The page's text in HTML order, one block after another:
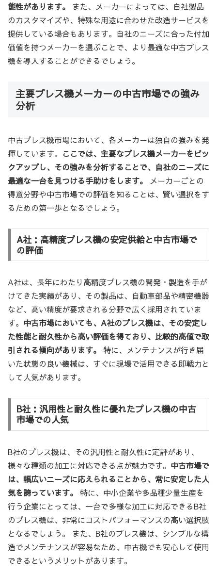
能性があります。
また、メーカーによっては、自社製品
のカスタマイズや、特殊な用途に合わせた改造サービスを
提供している場合もあります。自社のニーズに合った付加
価値を持つメーカーを選ぶことで、より最適な中古プレス
機を導入することができるでしょう。
主要プレス機メーカーの中古市場での強み
分析
中古プレス機市場において、各メーカーは独自の強みを発
揮しています。 ここでは、主要なプレス機メーカーをピッ
クアップし、その強みを分析することで、自社のニーズに
最適な一台を見つける手助けをします。
メーカーごとの
得意分野や中古市場での評価を知ることは、賢い選択をす
るための第一歩となるでしょう。
A社：高精度プレス機の安定供給と中古市場で
の評価
A社は、長年にわたり高精度プレス機の開発・製造を手が
けてきた実績があり、その製品は、自動車部品や精密機器
など、高い精度が要求される分野で広く採用されていま
す。 中古市場においても、A社のプレス機は、その安定し
た性能と耐久性から高い評価を得ており、比較的高値で取
引される傾向があります。
特に、メンテナンスが行き届
いた状態の良い機械は、すぐに現場で活用できる即戦力と
して人気があります。
B社：汎用性と耐久性に優れたプレス機の中古
市場での人気
B社のプレス機は、その汎用性と耐久性に定評があり、
様々な種類の加工に対応できる点が魅力です。 中古市場で
は、幅広いニーズに応えられることから、常に安定した人
気を誇っています。
特に、中小企業や多品種少量生産を
行う企業にとっては、一台で多様な加工に対応できるB社
のプレス機は、非常にコストパフォーマンスの高い選択肢
となるでしょう。 また、B社のプレス機は、シンプルな構
造でメンテナンスが容易なため、中古機でも安心して使用
できるというメリットがあります。